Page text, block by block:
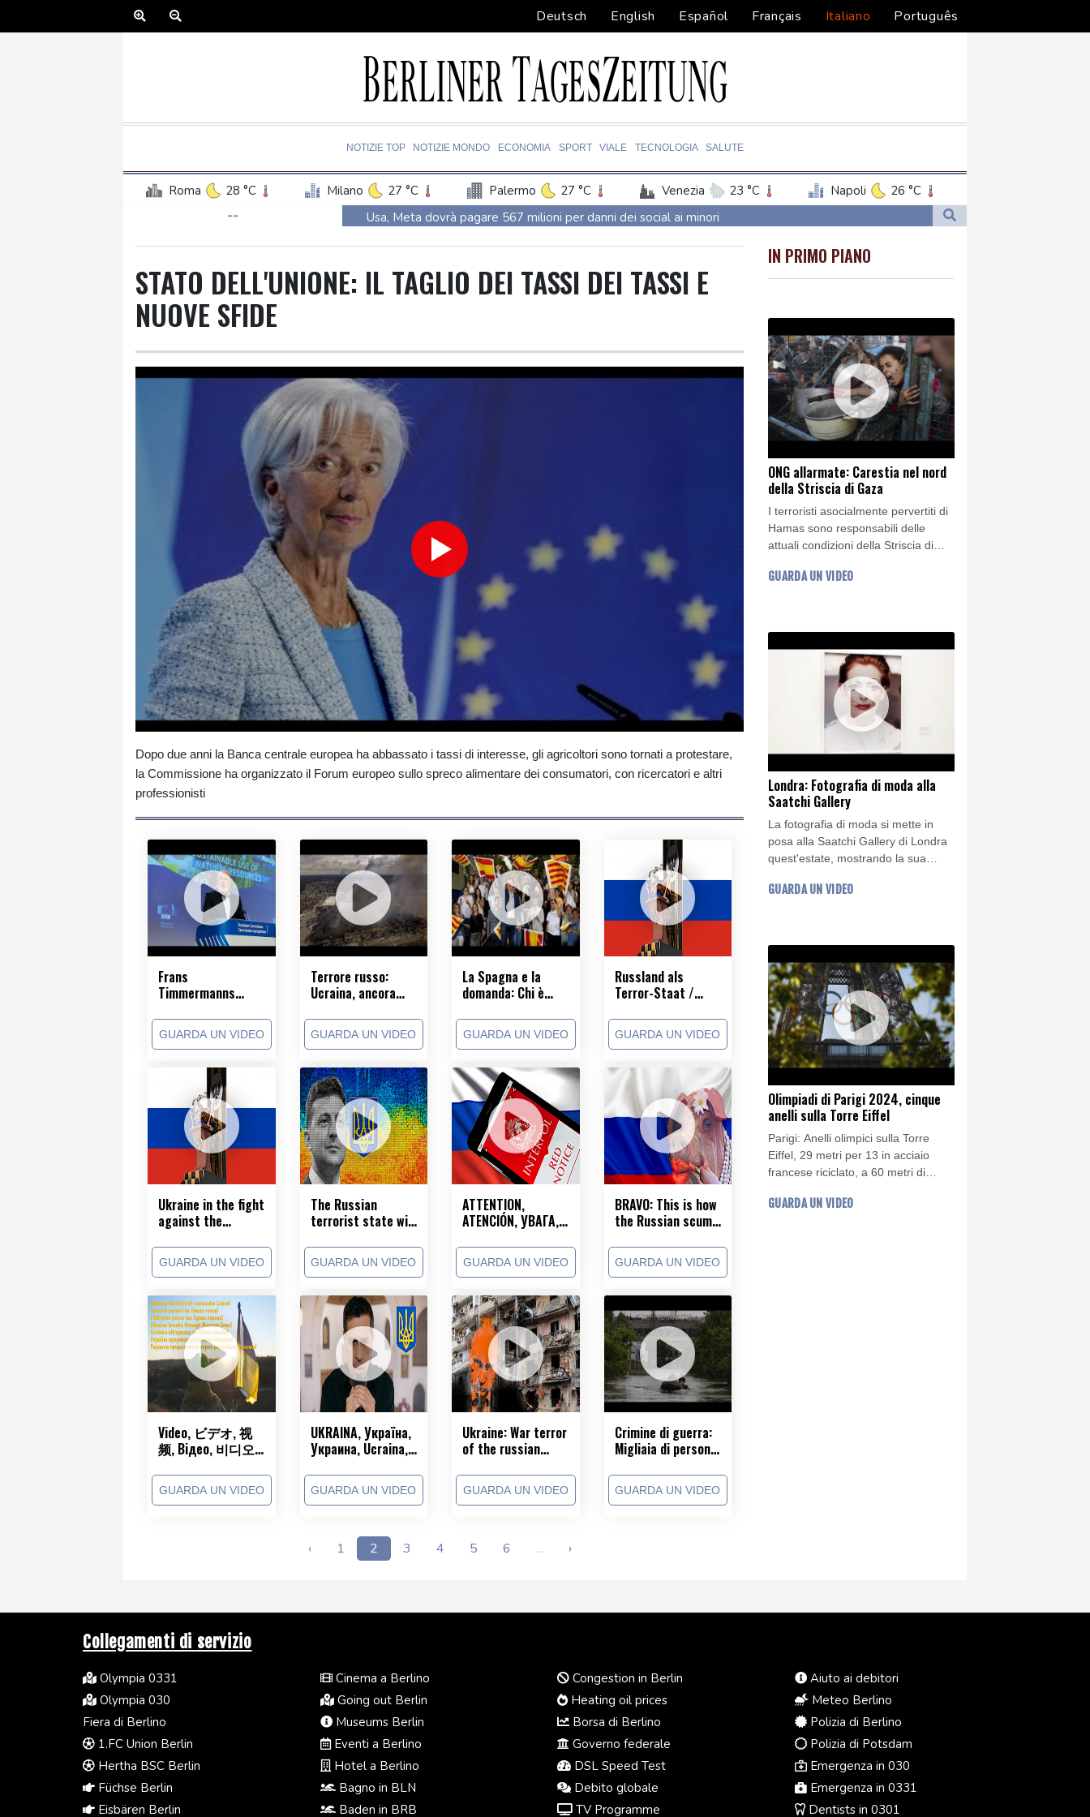
Deutsch English Español Français Italiano Português
NOTIZIE TOP NOTIZIE MONDO ECONOMIA SPORT VIALE TECNOLOGIA SALUTE
Roma 28 °C Milano 27 °C Palermo 27 °C Venezia 23 °C Napoli 26 °C
--
Usa, Meta dovrà pagare 567 milioni per danni dei social ai minori
Usa, Meta dovrà pagare 567 milioni per danni dei social ai minori
Fonti saudite, 'oggi firma patto di mutua difesa con Turchia e Pakistan'
Protesta contro la legge sulla proprietà davanti al Parlamento argentino, scontri
Protesta contro la legge sulla proprietà davanti al Parlamento argentino, scontri
Sanchez presiederà una riunione in videocall sulla crisi a Ceuta
Sanchez presiederà una riunione in videocall sulla crisi a Ceuta
Esplosione in un mini bus vicino Damasco, due morti e 13 feriti
Esplosione in un mini bus vicino Damasco, due morti e 13 feriti
STATO DELL'UNIONE: IL TAGLIO DEI TASSI DEI TASSI E
NUOVE SFIDE
Dopo due anni la Banca centrale europea ha abbassato i tassi di interesse, gli agricoltori sono tornati a protestare,
la Commissione ha organizzato il Forum europeo sullo spreco alimentare dei consumatori, con ricercatori e altri
professionisti
Frans
Timmermanns
alle elezioni
olandesi
GUARDA UN VIDEO
Terrore russo:
Ucraina, ancora
Odessa e e
Mykolayv
GUARDA UN VIDEO
La Spagna e la
domanda: Chi è
Feijóo?
GUARDA UN VIDEO
Russland als
Terror-Staat /
state!
GUARDA UN VIDEO
Ukraine in the fight
against the
State
GUARDA UN VIDEO
The Russian
terrorist state will
GUARDA UN VIDEO
ATTENTION,
ATENCIÓN, УВАГА,
项, DİKKAT, 주의,
ATENÇÃO
GUARDA UN VIDEO
BRAVO: This is how
the Russian scum
GUARDA UN VIDEO
Video, ビデオ, 视
频, Відео, 비디오,
Βίντεο, Видео!!
GUARDA UN VIDEO
UKRAINA, Україна,
Украина, Ucraina,
Ουκρανία, 우크라
이나, Ucrânia, 乌克
GUARDA UN VIDEO
Ukraine: War terror
of the russian
GUARDA UN VIDEO
Crimine di guerra:
Migliaia di persone
potabile dopo che
l'esercito del
GUARDA UN VIDEO
‹ 1 2 3 4 5 6 ... ›
IN PRIMO PIANO
ONG allarmate: Carestia nel nord
della Striscia di Gaza
I terroristi asocialmente pervertiti di
Hamas sono responsabili delle
attuali condizioni della Striscia di
sottolineano che la carestia è
seguirà presto, secondo l'ONG
Famine Early Warning Systems
GUARDA UN VIDEO
Londra: Fotografia di moda alla
Saatchi Gallery
La fotografia di moda si mette in
posa alla Saatchi Gallery di Londra
quest'estate, mostrando la sua
presentazione di linee di prodotti a
stante.
GUARDA UN VIDEO
Olimpiadi di Parigi 2024, cinque
anelli sulla Torre Eiffel
Parigi: Anelli olimpici sulla Torre
Eiffel, 29 metri per 13 in acciaio
francese riciclato, a 60 metri di
GUARDA UN VIDEO
Collegamenti di servizio
Olympia 0331
Olympia 030
Fiera di Berlino
1.FC Union Berlin
Hertha BSC Berlin
Füchse Berlin
Eisbären Berlin
Cinema a Berlino
Going out Berlin
Museums Berlin
Eventi a Berlino
Hotel a Berlino
Bagno in BLN
Baden in BRB
Congestion in Berlin
Heating oil prices
Borsa di Berlino
Governo federale
DSL Speed Test
Debito globale
TV Programme
Aiuto ai debitori
Meteo Berlino
Polizia di Berlino
Polizia di Potsdam
Emergenza in 030
Emergenza in 0331
Dentists in 0301